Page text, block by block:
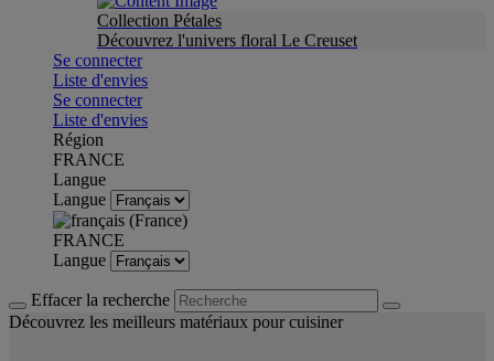
Collection Pétales
Découvrez l'univers floral Le Creuset
Se connecter
Liste d'envies
Se connecter
Liste d'envies
Région
FRANCE
Langue
Langue
FRANCE
Langue
Effacer la recherche
Découvrez les meilleurs matériaux pour cuisiner